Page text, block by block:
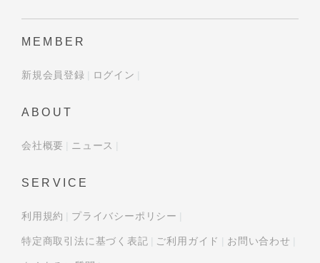
MEMBER
新規会員登録 ログイン
ABOUT
会社概要 ニュース
SERVICE
利用規約 プライバシーポリシー
特定商取引法に基づく表記 ご利用ガイド お問い合わせ